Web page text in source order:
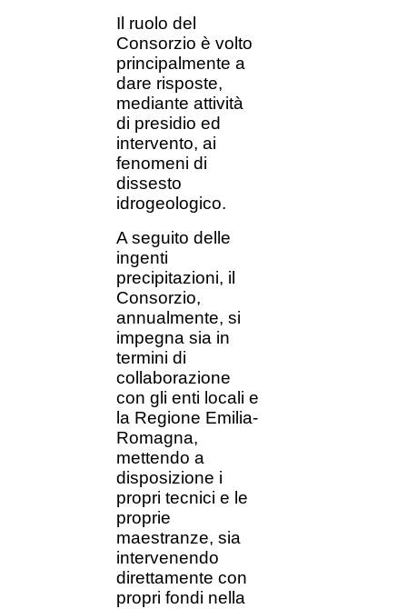
Il ruolo del
Consorzio è volto
principalmente a
dare risposte,
mediante attività
di presidio ed
intervento, ai
fenomeni di
dissesto
idrogeologico.
A seguito delle
ingenti
precipitazioni, il
Consorzio,
annualmente, si
impegna sia in
termini di
collaborazione
con gli enti locali e
la Regione Emilia-
Romagna,
mettendo a
disposizione i
propri tecnici e le
proprie
maestranze, sia
intervenendo
direttamente con
propri fondi nella